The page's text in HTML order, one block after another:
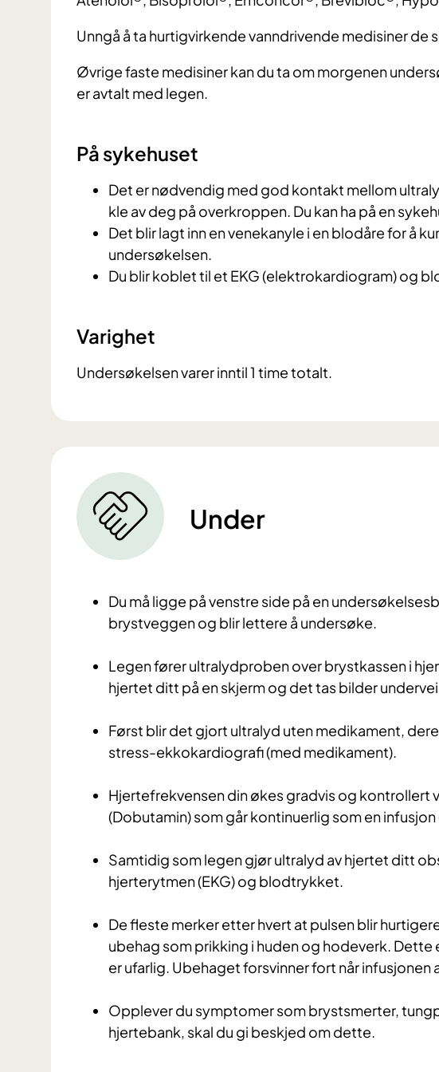
Unngå å ta hurtigvirkende vanndrivende medisiner de
Øvrige faste medisiner kan du ta om morgenen
er avtalt med legen.
På sykehuset
Det er nødvendig med god kontakt mellom
kle av deg på overkroppen. Du kan ha på en
Det blir lagt inn en venekanyle i en blodåre for å
undersøkelsen.
Du blir koblet til et EKG (elektrokardiogram) og
Varighet
Undersøkelsen varer inntil 1 time totalt.
Under
Du må ligge på venstre side på en
brystveggen og blir lettere å undersøke.
Legen fører ultralydproben over brystkassen i
hjertet ditt på en skjerm og det tas bilder
Først blir det gjort ultralyd uten medikament,
stress-ekkokardiografi (med medikament).
Hjertefrekvensen din økes gradvis og kontrollert
(Dobutamin) som går kontinuerlig som en
Samtidig som legen gjør ultralyd av hjertet ditt
hjerterytmen (EKG) og blodtrykket.
De fleste merker etter hvert at pulsen blir
ubehag som prikking i huden og hodeverk.
er ufarlig. Ubehaget forsvinner fort når infusjonen
Opplever du symptomer som brystsmerter,
hjertebank, skal du gi beskjed om dette.